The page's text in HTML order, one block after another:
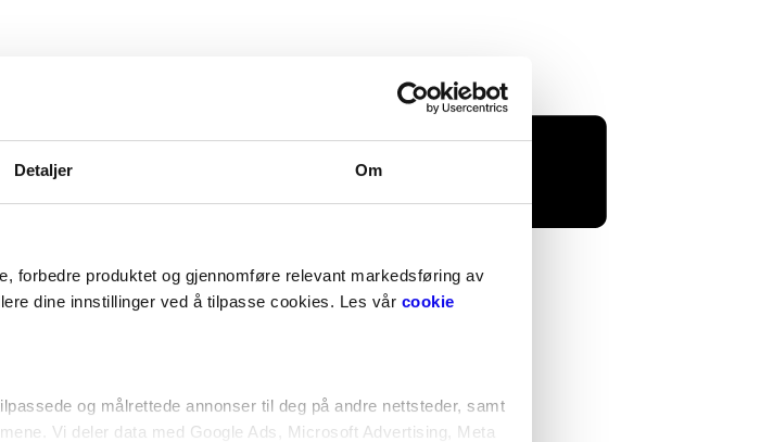
Detaljer Om
forbedre produktet og gjennomføre relevant markedsføring av
dine innstillinger ved å tilpasse cookies. Les vår cookie
og målrettede annonser til deg på andre nettsteder, samt
Vi deler data med Google Ads, Microsoft Advertising, Meta